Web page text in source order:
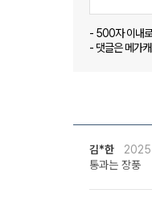
- 500자 이내
- 댓글은 메가
김*한
통과는 장풍